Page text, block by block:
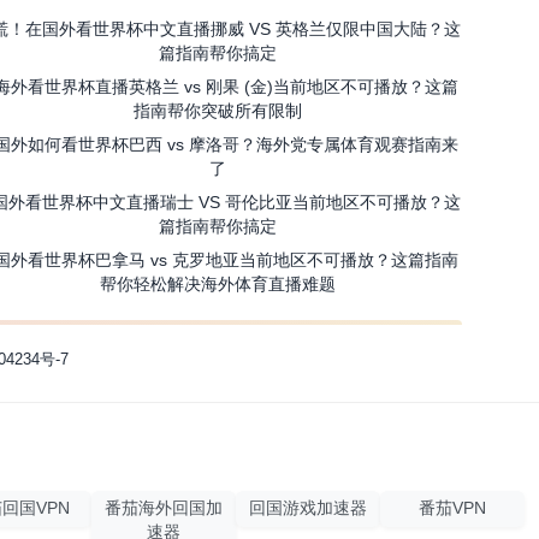
！在国外看世界杯中文直播挪威 VS 英格兰仅限中国大陆？这
篇指南帮你搞定
外看世界杯直播英格兰 vs 刚果 (金)当前地区不可播放？这篇
指南帮你突破所有限制
外如何看世界杯巴西 vs 摩洛哥？海外党专属体育观赛指南来
了
外看世界杯中文直播瑞士 VS 哥伦比亚当前地区不可播放？这
篇指南帮你搞定
外看世界杯巴拿马 vs 克罗地亚当前地区不可播放？这篇指南
帮你轻松解决海外体育直播难题
号-7
国VPN
番茄海外回国加
速器
回国游戏加速器 番茄VPN